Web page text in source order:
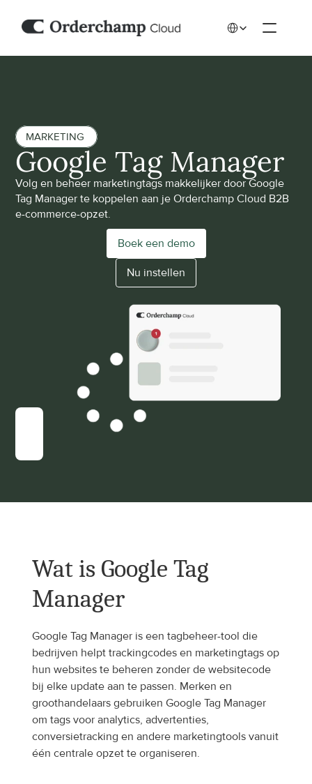
MARKETING
Google Tag Manager
Volg en beheer marketingtags makkelijker door Google
Tag Manager te koppelen aan je Orderchamp Cloud B2B
e-commerce-opzet.
Boek een demo
Nu instellen
Wat is Google Tag
Manager
Google Tag Manager is een tagbeheer-tool die
bedrijven helpt trackingcodes en marketingtags op
hun websites te beheren zonder de websitecode
bij elke update aan te passen. Merken en
groothandelaars gebruiken Google Tag Manager
om tags voor analytics, advertenties,
conversietracking en andere marketingtools vanuit
één centrale opzet te organiseren.